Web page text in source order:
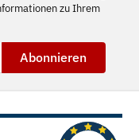
zu Ihrem
Abonnieren